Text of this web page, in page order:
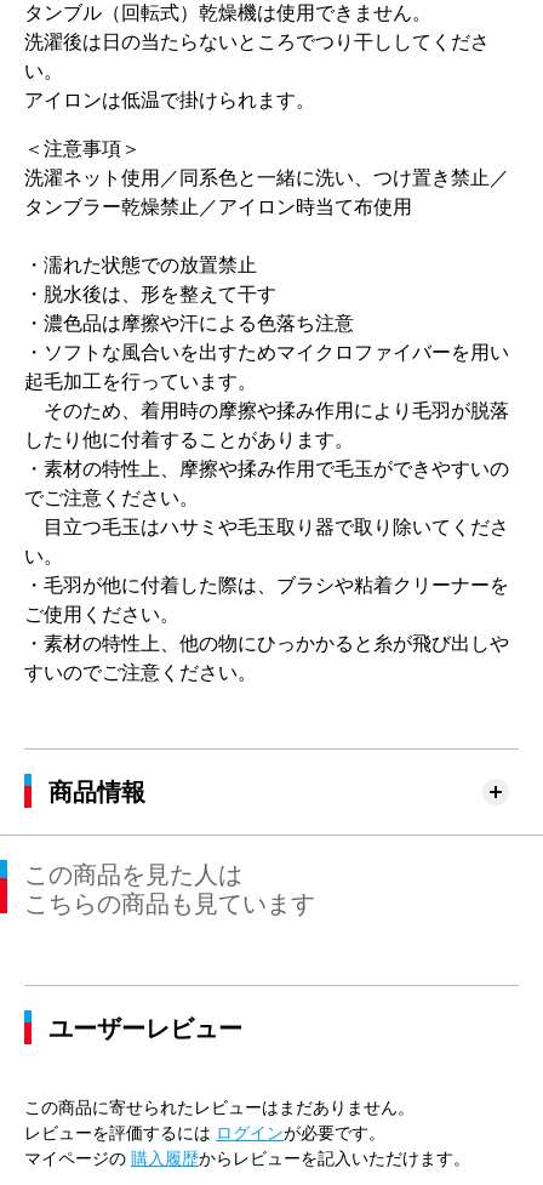
タンブル（回転式）乾燥機は使用できません。
洗濯後は日の当たらないところでつり干ししてくださ
い。
アイロンは低温で掛けられます。
＜注意事項＞
洗濯ネット使用／同系色と一緒に洗い、つけ置き禁止／
タンブラー乾燥禁止／アイロン時当て布使用
・濡れた状態での放置禁止
・脱水後は、形を整えて干す
・濃色品は摩擦や汗による色落ち注意
・ソフトな風合いを出すためマイクロファイバーを用い
起毛加工を行っています。
そのため、着用時の摩擦や揉み作用により毛羽が脱落
したり他に付着することがあります。
・素材の特性上、摩擦や揉み作用で毛玉ができやすいの
でご注意ください。
目立つ毛玉はハサミや毛玉取り器で取り除いてくださ
い。
・毛羽が他に付着した際は、ブラシや粘着クリーナーを
ご使用ください。
・素材の特性上、他の物にひっかかると糸が飛び出しや
すいのでご注意ください。
商品情報
この商品を見た人は
こちらの商品も見ています
ユーザーレビュー
この商品に寄せられたレビューはまだありません。
レビューを評価するには ログインが必要です。
マイページの 購入履歴からレビューを記入いただけます。